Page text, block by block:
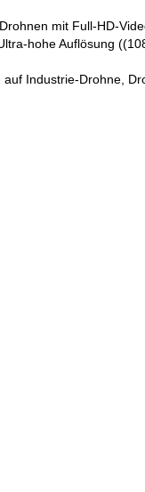
mit Full-HD-
hohe Auflösung
Industrie-Drohne,